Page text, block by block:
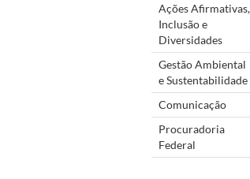
Ações Afirmativas,
Inclusão e
Diversidades
Gestão Ambiental
e Sustentabilidade
Comunicação
Procuradoria
Federal